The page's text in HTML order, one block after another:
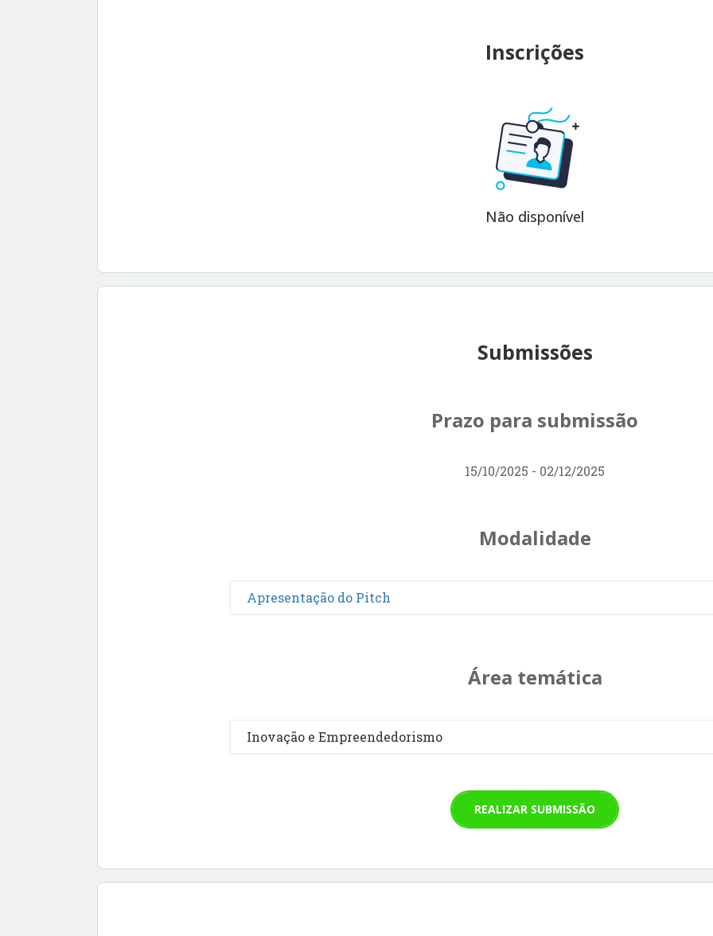
Inscrições
Não disponível
Submissões
Prazo para submissão
15/10/2025 - 02/12/2025
Modalidade
Apresentação do Pitch
Área temática
Inovação e Empreendedorismo
REALIZAR SUBMISSÃO